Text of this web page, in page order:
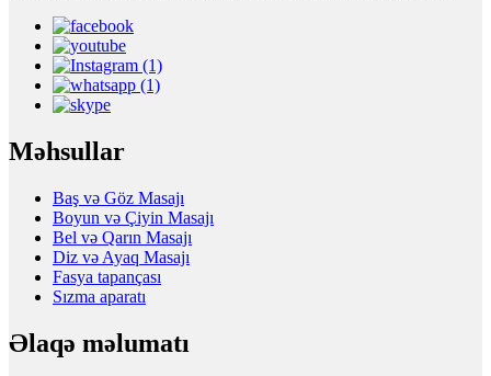
Məhsullar
Baş və Göz Masajı
Boyun və Çiyin Masajı
Bel və Qarın Masajı
Diz və Ayaq Masajı
Fasya tapançası
Sızma aparatı
Əlaqə məlumatı